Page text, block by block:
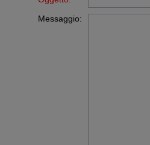
Messaggio: